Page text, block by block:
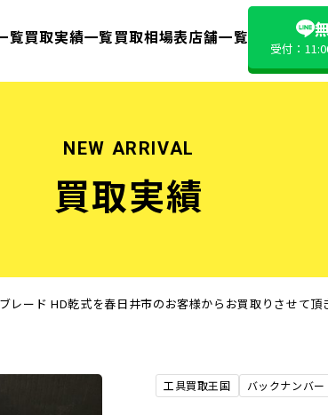
覧買取実績一覧買取相場表店舗一覧
受付：
NEW ARRIVAL
買取実績
レード HD乾式を春日井市のお客様からお買取りさせて頂
工具買取王国 バックナンバー